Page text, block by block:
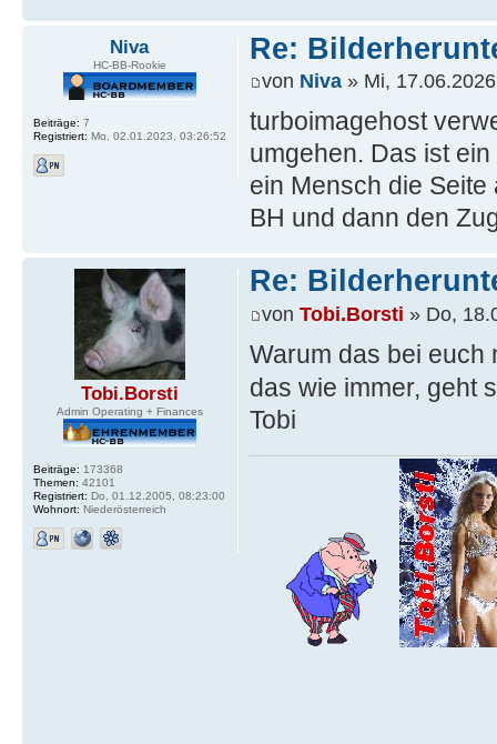
Niva
HC-BB-Rookie
Beiträge: 7
Registriert: Mo, 02.01.2023, 03:26:52
Re:
von Niva » Mi,
turboimagehost
umgehen. Das ist
ein Mensch die
BH und dann den
Tobi.Borsti
Admin Operating + Finances
Beiträge: 173368
Themen: 42101
Registriert: Do, 01.12.2005, 08:23:00
Wohnort: Niederösterreich
Re:
von Tobi.Borsti » Do,
Warum das bei euch
das wie immer, geht
Tobi